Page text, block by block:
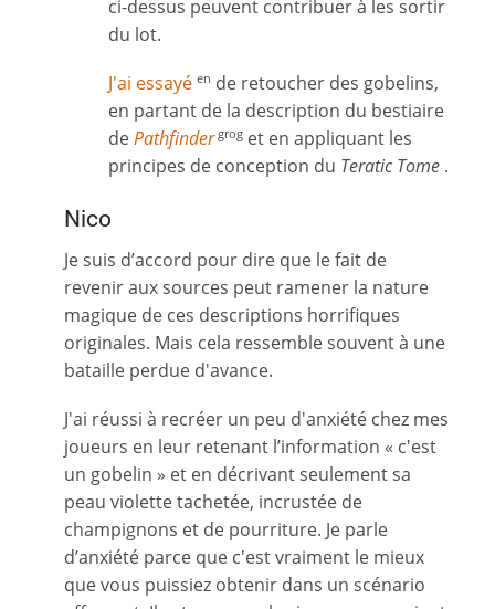
ci-dessus peuvent contribuer à les sortir
du lot.
J'ai essayé en de retoucher des gobelins,
en partant de la description du bestiaire
dePathfindergrog et en appliquant les
principes de conception du Teratic Tome .
Nico
Je suis d’accord pour dire que le fait de
revenir aux sources peut ramener la nature
magique de ces descriptions horrifiques
originales. Mais cela ressemble souvent à une
bataille perdue d'avance.
J'ai réussi à recréer un peu d'anxiété chez mes
joueurs en leur retenant l’information « c'est
un gobelin » et en décrivant seulement sa
peau violette tachetée, incrustée de
champignons et de pourriture. Je parle
d’anxiété parce que c'est vraiment le mieux
que vous puissiez obtenir dans un scénario